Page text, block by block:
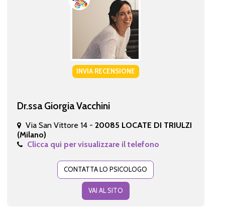
INVIA RECENSIONE
Dr.ssa Giorgia Vacchini
Via San Vittore 14 - 20085 LOCATE DI TRIULZI
(Milano)
Clicca qui per visualizzare il telefono
CONTATTA LO PSICOLOGO
VAI AL SITO